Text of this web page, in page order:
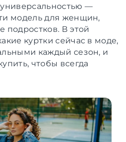
—
модель для женщин,
подростков. В этой
куртки сейчас в моде,
каждый сезон, и
чтобы всегда